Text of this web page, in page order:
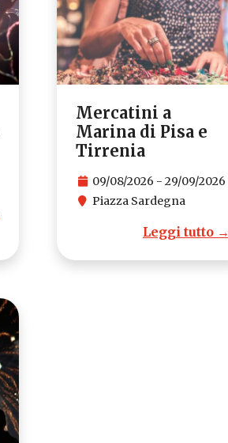
Mercatini a
Marina di Pisa e
Tirrenia
09/08/2026 - 29/09/2026
Piazza Sardegna
Leggi tutto →